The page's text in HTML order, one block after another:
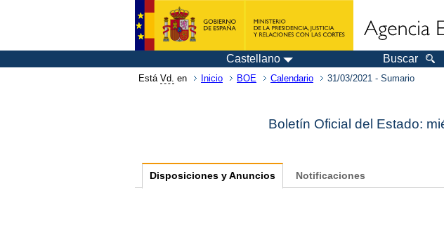
Castellano Buscar
Está Vd. en Inicio BOE Calendario 31/03/2021 - Sumario
Boletín Oficial del Estado:
Disposiciones y Anuncios Notificaciones